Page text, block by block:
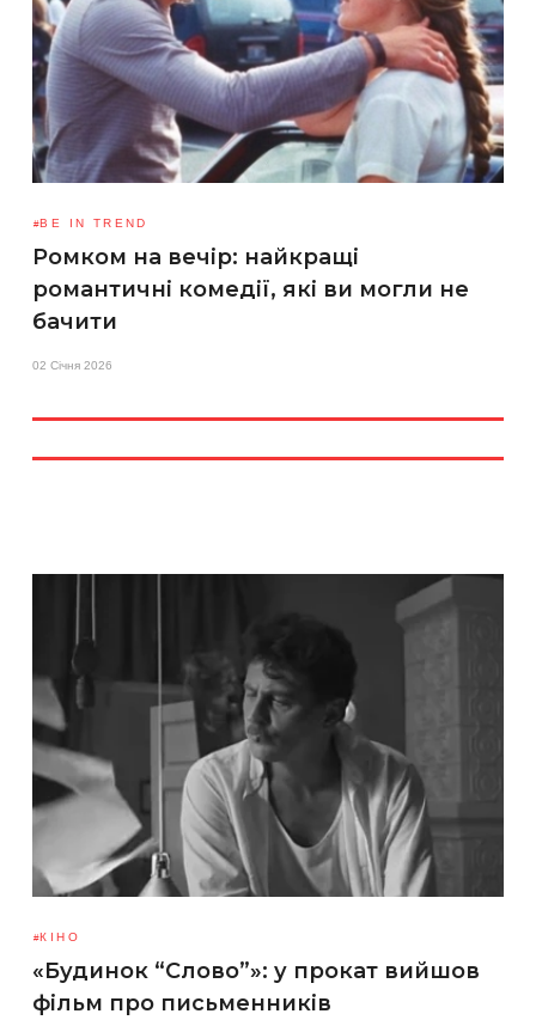
BE IN TREND
Ромком на вечір: найкращі
романтичні комедії, які ви могли не
бачити
02 Січня 2026
КІНО
«Будинок “Слово”»: у прокат вийшов
фільм про письменників